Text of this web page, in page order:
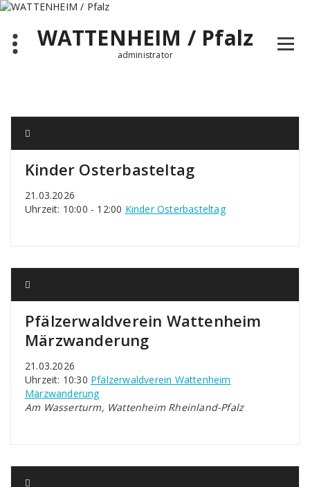
Zum
springenWATTENHEIM / Pfalz
administrator
Kinder Osterbasteltag
21.03.2026
Uhrzeit: 10:00 - 12:00 Kinder Osterbasteltag
Pfälzerwaldverein Wattenheim
Märzwanderung
21.03.2026
Uhrzeit: 10:30 Pfälzerwaldverein Wattenheim
Märzwanderung
Am Wasserturm, Wattenheim Rheinland-Pfalz